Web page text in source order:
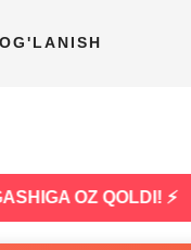
OZ QOLDI! ⚡